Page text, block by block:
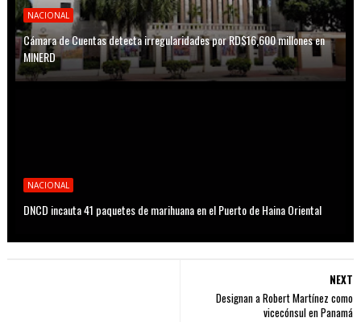
NACIONAL
Cámara de Cuentas detecta irregularidades por RD$16,600 millones en
MINERD
NACIONAL
DNCD incauta 41 paquetes de marihuana en el Puerto de Haina Oriental
NEXT
Designan a Robert Martínez como
vicecónsul en Panamá